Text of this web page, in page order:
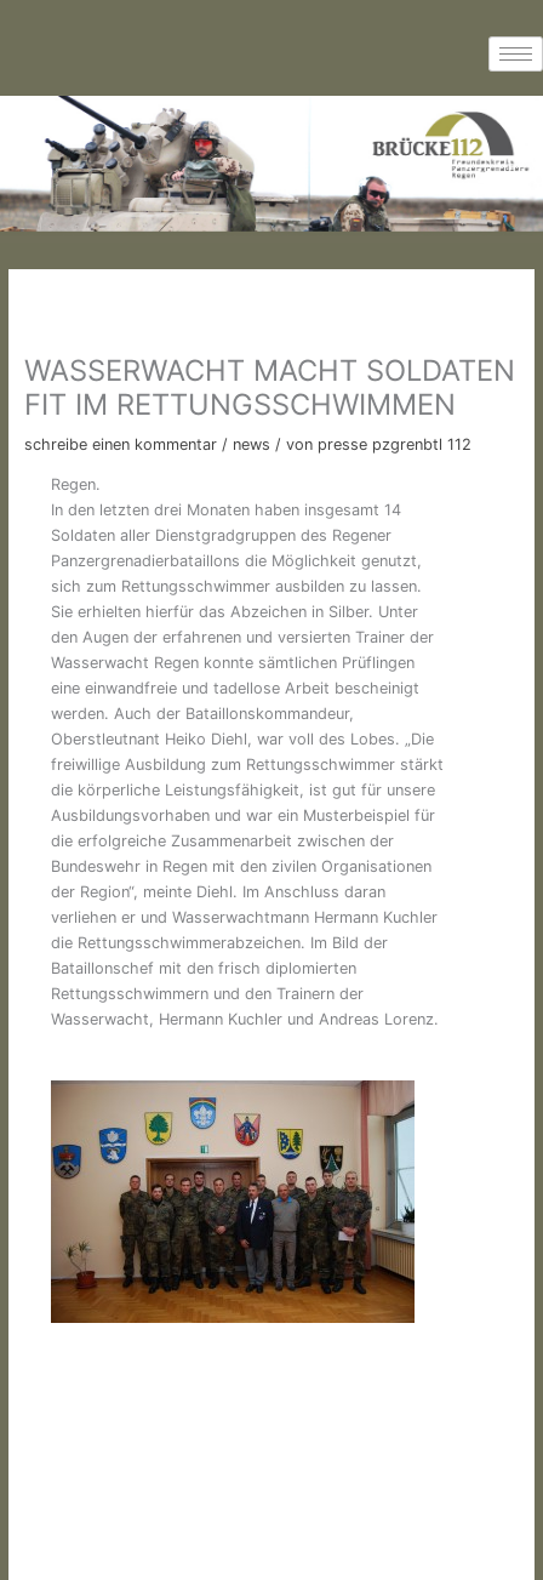
WASSERWACHT MACHT SOLDATEN
FIT IM RETTUNGSSCHWIMMEN
schreibe einen kommentar / news / von presse pzgrenbtl 112
Regen.
In den letzten drei Monaten haben insgesamt 14
Soldaten aller Dienstgradgruppen des Regener
Panzergrenadierbataillons die Möglichkeit genutzt,
sich zum Rettungsschwimmer ausbilden zu lassen.
Sie erhielten hierfür das Abzeichen in Silber. Unter
den Augen der erfahrenen und versierten Trainer der
Wasserwacht Regen konnte sämtlichen Prüflingen
eine einwandfreie und tadellose Arbeit bescheinigt
werden. Auch der Bataillonskommandeur,
Oberstleutnant Heiko Diehl, war voll des Lobes. „Die
freiwillige Ausbildung zum Rettungsschwimmer stärkt
die körperliche Leistungsfähigkeit, ist gut für unsere
Ausbildungsvorhaben und war ein Musterbeispiel für
die erfolgreiche Zusammenarbeit zwischen der
Bundeswehr in Regen mit den zivilen Organisationen
der Region“, meinte Diehl. Im Anschluss daran
verliehen er und Wasserwachtmann Hermann Kuchler
die Rettungsschwimmerabzeichen. Im Bild der
Bataillonschef mit den frisch diplomierten
Rettungsschwimmern und den Trainern der
Wasserwacht, Hermann Kuchler und Andreas Lorenz.